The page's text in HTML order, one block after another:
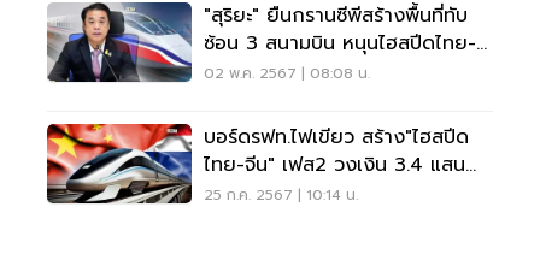
"สุริยะ" ยืนกรานซีพีสร้างพื้นที่ทับ
ซ้อน 3 สนามบิน หนุนไฮสปีดไทย-
จีน เฟส1
02 พ.ค. 2567 | 08:08 น.
บอร์ดรฟท.ไฟเขียว สร้าง"ไฮสปีด
ไทย-จีน" เฟส2 วงเงิน 3.4 แสน
ล้าน
25 ก.ค. 2567 | 10:14 น.